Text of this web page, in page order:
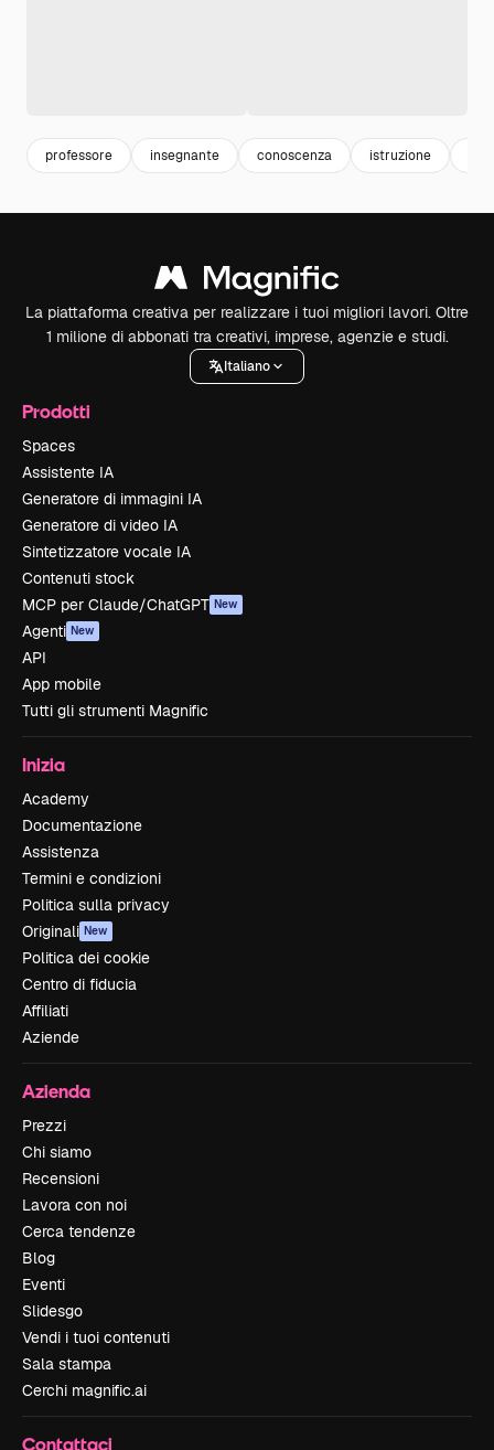
professore insegnante conoscenza istruzione
La piattaforma creativa per realizzare i tuoi migliori lavori. Oltre
1 milione di abbonati tra creativi, imprese, agenzie e studi.
Italiano
Prodotti
Spaces
Assistente IA
Generatore di immagini IA
Generatore di video IA
Sintetizzatore vocale IA
Contenuti stock
MCP per Claude/ChatGPT New
Agenti New
API
App mobile
Tutti gli strumenti Magnific
Inizia
Academy
Documentazione
Assistenza
Termini e condizioni
Politica sulla privacy
Originali New
Politica dei cookie
Centro di fiducia
Affiliati
Aziende
Azienda
Prezzi
Chi siamo
Recensioni
Lavora con noi
Cerca tendenze
Blog
Eventi
Slidesgo
Vendi i tuoi contenuti
Sala stampa
Cerchi magnific.ai
Contattaci